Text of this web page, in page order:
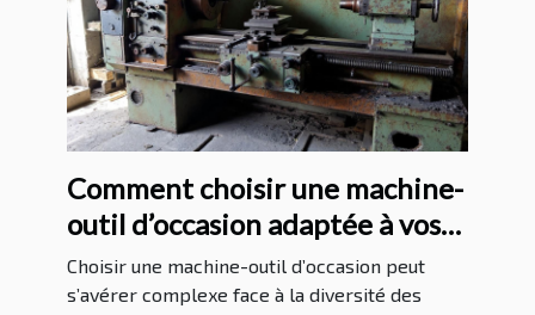
Comment choisir une machine-
outil d’occasion adaptée à vos
besoins ?
Choisir une machine-outil d’occasion peut
s’avérer complexe face à la diversité des